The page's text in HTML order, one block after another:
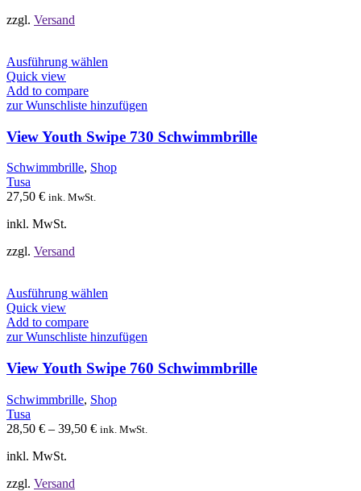
zzgl. Versand
Ausführung wählen
mehrere
auf.
Die
Optionen
können
Quick view
Add to compare
zur Wunschliste hinzufügen
View Youth Swipe 730 Schwimmbrille
Schwimmbrille, Shop
Tusa
27,50 € ink. MwSt.
inkl. MwSt.
zzgl. Versand
Ausführung wählen
mehrere
auf.
Die
Optionen
können
auf
Quick view
Add to compare
zur Wunschliste hinzufügen
View Youth Swipe 760 Schwimmbrille
Schwimmbrille, Shop
Tusa
28,50 € – 39,50 € ink. MwSt.
inkl. MwSt.
zzgl. Versand